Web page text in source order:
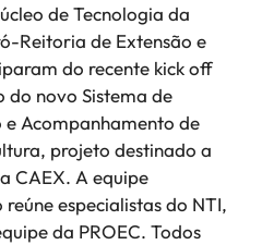
de Tecnologia da
Reitoria de Extensão e
do recente kick off
do novo Sistema de
Acompanhamento de
projeto destinado a
CAEX. A equipe
especialistas do NTI,
da PROEC. Todos